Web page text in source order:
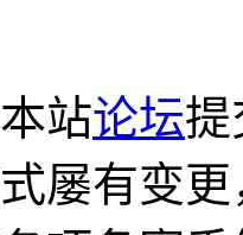
站论坛提
屡有变